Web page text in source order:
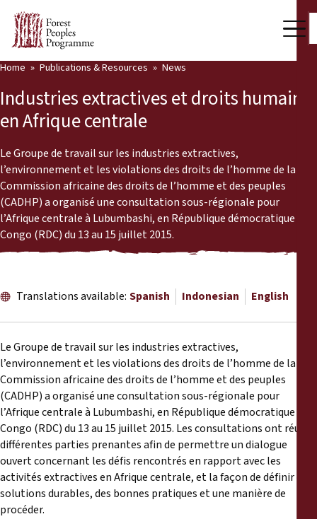
Who we are
Our Work
Community Voices
Latest News
Publications & Resources
Back
Publications & Resources
Reports
Press Releases
Training Materials
Briefing Papers
Legal Submissions
Home Publications & Resources News
Industries extractives et droits humains
en Afrique centrale
Le Groupe de travail sur les industries extractives,
l’environnement et les violations des droits de l’homme de la
Commission africaine des droits de l’homme et des peuples
(CADHP) a organisé une consultation sous-régionale pour
l’Afrique centrale à Lubumbashi, en République démocratique du
Congo (RDC) du 13 au 15 juillet 2015.
Translations available: Spanish Indonesian English
Le Groupe de travail sur les industries extractives,
l’environnement et les violations des droits de l’homme de la
Commission africaine des droits de l’homme et des peuples
(CADHP) a organisé une consultation sous-régionale pour
l’Afrique centrale à Lubumbashi, en République démocratique du
Congo (RDC) du 13 au 15 juillet 2015. Les consultations ont réuni
différentes parties prenantes afin de permettre un dialogue
ouvert concernant les défis rencontrés en rapport avec les
activités extractives en Afrique centrale, et la façon de définir des
solutions durables, des bonnes pratiques et une manière de
procéder.